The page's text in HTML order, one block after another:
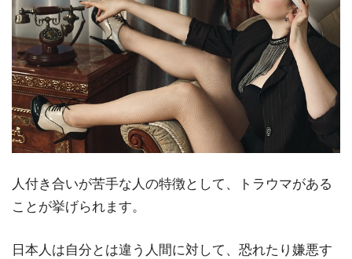
人付き合いが苦手な人の特徴として、トラウマがある
ことが挙げられます。
日本人は自分とは違う人間に対して、恐れたり嫌悪す